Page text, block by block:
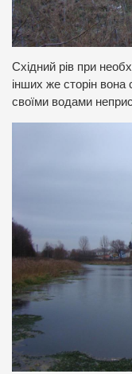
Східний рів при
інших же сторін
своїми водами